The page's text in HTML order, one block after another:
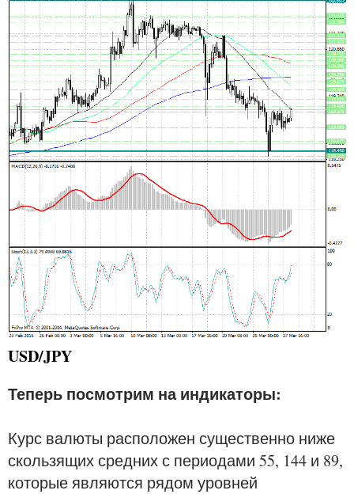
USD/JPY
Теперь посмотрим на индикаторы:
Курс валюты расположен существенно ниже
скользящих средних с периодами 55, 144 и 89,
которые являются рядом уровней